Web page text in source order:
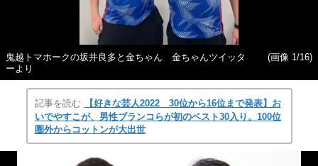
鬼越トマホークの坂井良多と金ちゃん 金ちゃんツイッタ
ーより
(画像 1/16)
記事を読む
【好きな芸人2022 30位から16位まで発表】お
いでやすこが、男性ブランコらが初のベスト30入り。100位
圏外からコットンが大出世